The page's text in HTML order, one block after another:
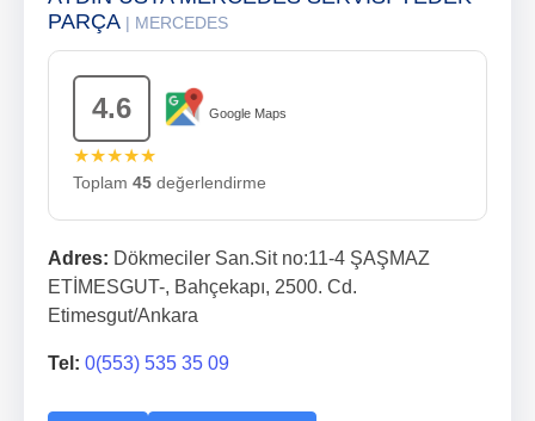
PARÇA | MERCEDES
4.6 Google Maps
★★★★★
Toplam 45 değerlendirme
Adres: Dökmeciler San.Sit no:11-4 ŞAŞMAZ
ETİMESGUT-, Bahçekapı, 2500. Cd.
Etimesgut/Ankara
Tel: 0(553) 535 35 09